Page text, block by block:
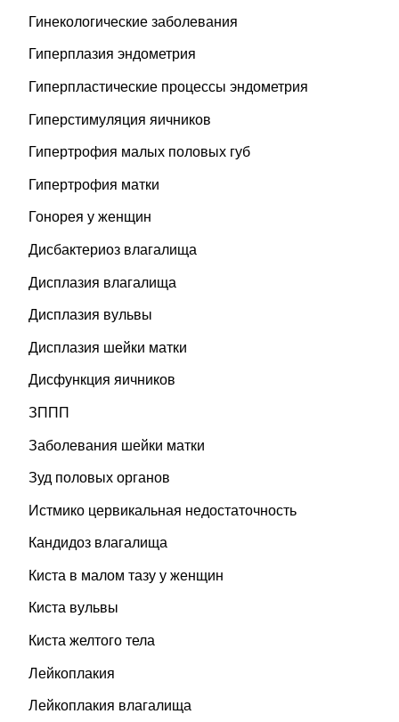
Гинекологические заболевания
Гиперплазия эндометрия
Гиперпластические процессы эндометрия
Гиперстимуляция яичников
Гипертрофия малых половых губ
Гипертрофия матки
Гонорея у женщин
Дисбактериоз влагалища
Дисплазия влагалища
Дисплазия вульвы
Дисплазия шейки матки
Дисфункция яичников
ЗППП
Заболевания шейки матки
Зуд половых органов
Истмико цервикальная недостаточность
Кандидоз влагалища
Киста в малом тазу у женщин
Киста вульвы
Киста желтого тела
Лейкоплакия
Лейкоплакия влагалища